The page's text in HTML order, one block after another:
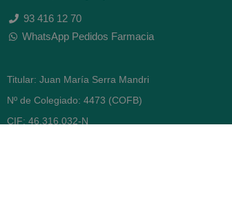
93 416 12 70
WhatsApp Pedidos Farmacia
Titular: Juan María Serra Mandri
Nº de Colegiado: 4473 (COFB)
CIF: 46.316.032-N